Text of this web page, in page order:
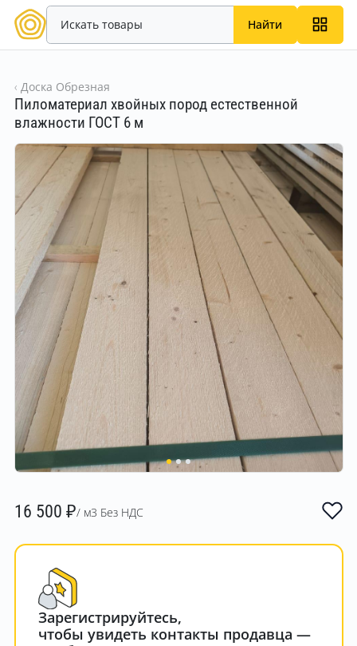
Найти
Доска Обрезная
Пиломатериал хвойных пород естественной
влажности ГОСТ 6 м
16 500 ₽/ м3 Без НДС
Зарегистрируйтесь,
чтобы увидеть контакты продавца —